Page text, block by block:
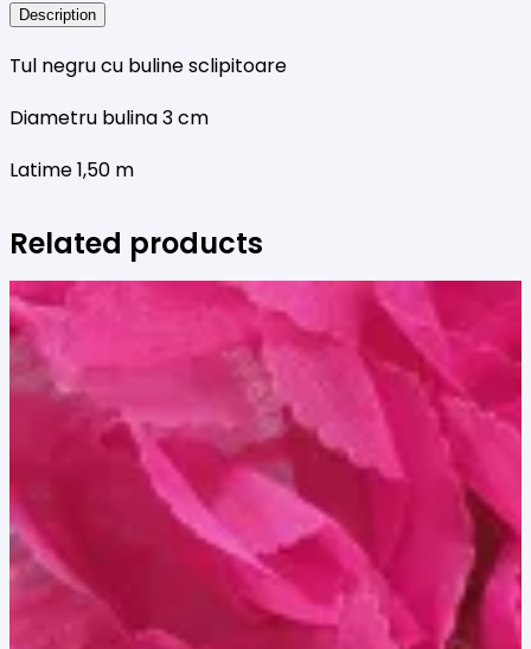
Description
Tul negru cu buline sclipitoare
Diametru bulina 3 cm
Latime 1,50 m
Related products